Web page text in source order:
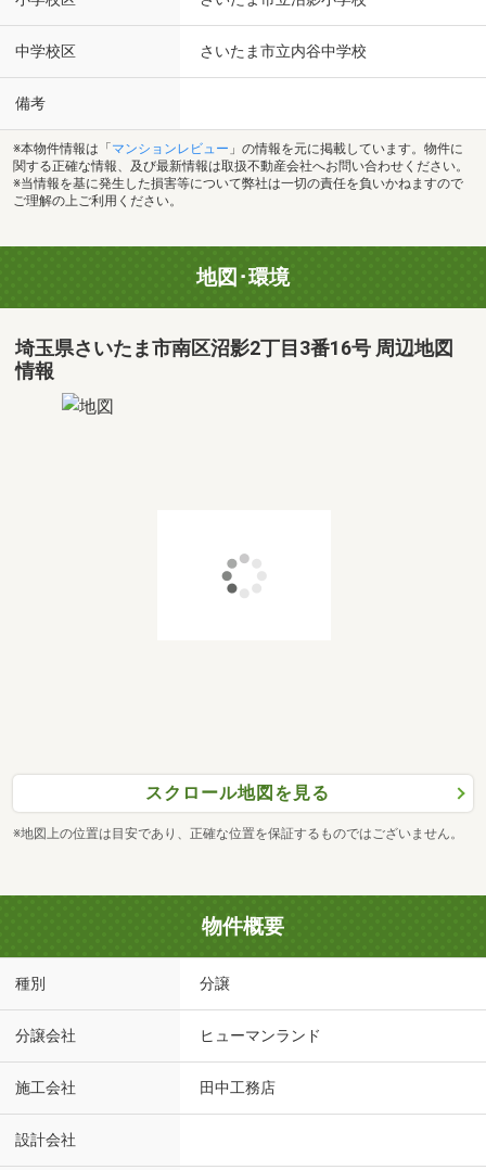
中学校区 さいたま市立内谷中学校
備考
※本物件情報は「 マンションレビュー 」の情報を元に掲載しています。物件に
関する正確な情報、及び最新情報は取扱不動産会社へお問い合わせください。
※当情報を基に発生した損害等について弊社は一切の責任を負いかねますので
ご理解の上ご利用ください。
地図･環境
埼玉県さいたま市南区沼影2丁目3番16号 周辺地図
情報
スクロール地図を見る
※地図上の位置は目安であり、正確な位置を保証するものではございません。
物件概要
種別 分譲
分譲会社 ヒューマンランド
施工会社 田中工務店
設計会社